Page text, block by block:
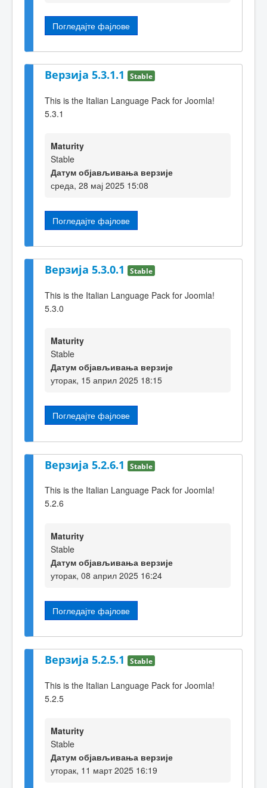
Погледајте фајлове
Верзија 5.3.1.1 Stable
This is the Italian Language Pack for Joomla!
5.3.1
Maturity
Stable
Датум објављивања верзије
среда, 28 мај 2025 15:08
Погледајте фајлове
Верзија 5.3.0.1 Stable
This is the Italian Language Pack for Joomla!
5.3.0
Maturity
Stable
Датум објављивања верзије
уторак, 15 април 2025 18:15
Погледајте фајлове
Верзија 5.2.6.1 Stable
This is the Italian Language Pack for Joomla!
5.2.6
Maturity
Stable
Датум објављивања верзије
уторак, 08 април 2025 16:24
Погледајте фајлове
Верзија 5.2.5.1 Stable
This is the Italian Language Pack for Joomla!
5.2.5
Maturity
Stable
Датум објављивања верзије
уторак, 11 март 2025 16:19